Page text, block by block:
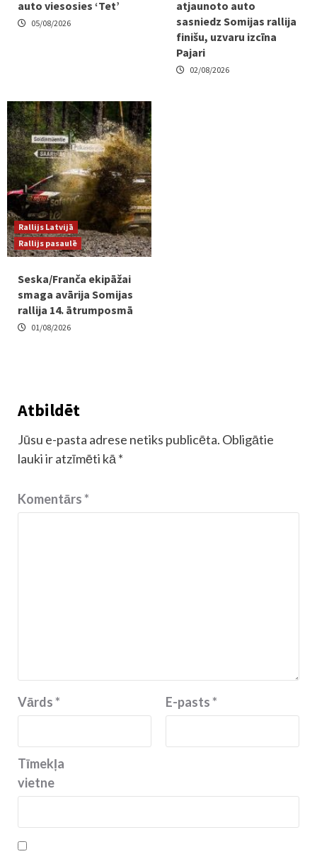
auto viesosies ‘Tet’
05/08/2026
atjaunoto auto
sasniedz Somijas rallija
finišu, uzvaru izcīna
Pajari
02/08/2026
Rallijs Latvijā
Rallijs pasaulē
Seska/Franča ekipāžai
smaga avārija Somijas
rallija 14. ātrumposmā
01/08/2026
Atbildēt
Jūsu e-pasta adrese netiks publicēta. Obligātie
lauki ir atzīmēti kā *
Komentārs*
Vārds* E-pasts*
Tīmekļa
vietne